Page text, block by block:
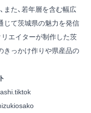
また、若年層を含む幅広
じて茨城県の魅力を発信
リエイターが制作した茨
きっかけ作りや県産品の